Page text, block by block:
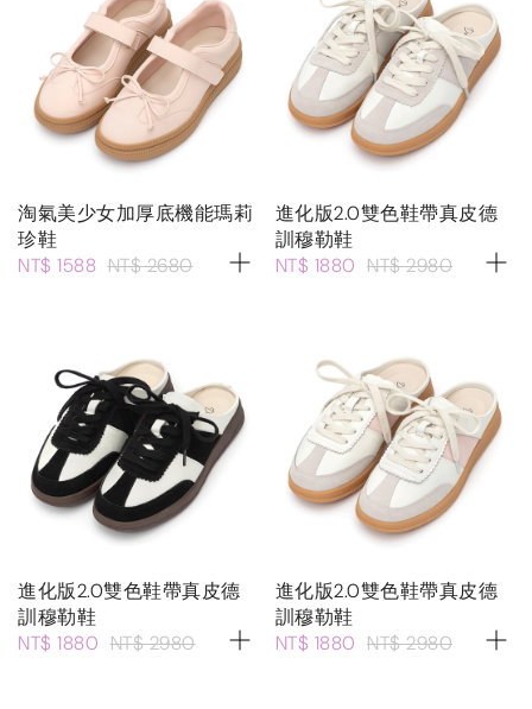
淘氣美少女加厚底機能瑪莉
珍鞋
NT$ 1588 NT$ 2680
進化版2.0雙色鞋帶真皮德
訓穆勒鞋
NT$ 1880 NT$ 2980
進化版2.0雙色鞋帶真皮德
訓穆勒鞋
NT$ 1880 NT$ 2980
進化版2.0雙色鞋帶真皮德
訓穆勒鞋
NT$ 1880 NT$ 2980